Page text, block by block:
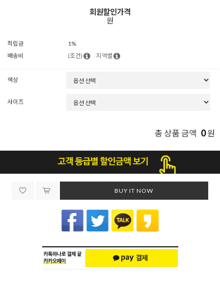
회원할인가격
원
적립금
1%
배송비
(조건) 지역별
색상
사이즈
총 상품 금액 0원
BUY IT NOW